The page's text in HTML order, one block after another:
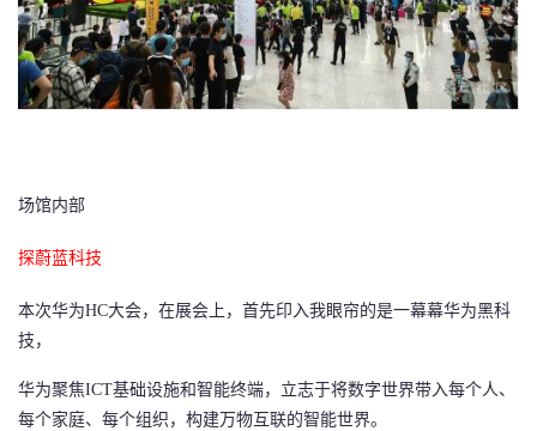
我
的
我
证
实
验
的
收
的
技
我
的
议
场馆内部
探蔚蓝科技
本次华为HC大会，在展会上，首先印入我眼帘的是一幕幕华为黑科
技，
华为聚焦ICT基础设施和智能终端，立志于将数字世界带入每个人、
每个家庭、每个组织，构建万物互联的智能世界。